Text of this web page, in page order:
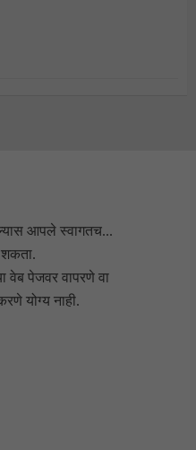
आपले स्वागतच...
शकता.
पेजवर वापरणे वा
योग्य नाही.